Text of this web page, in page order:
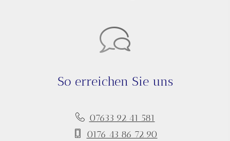
So erreichen Sie uns
07633 92 41 581
0176 43 86 72 90